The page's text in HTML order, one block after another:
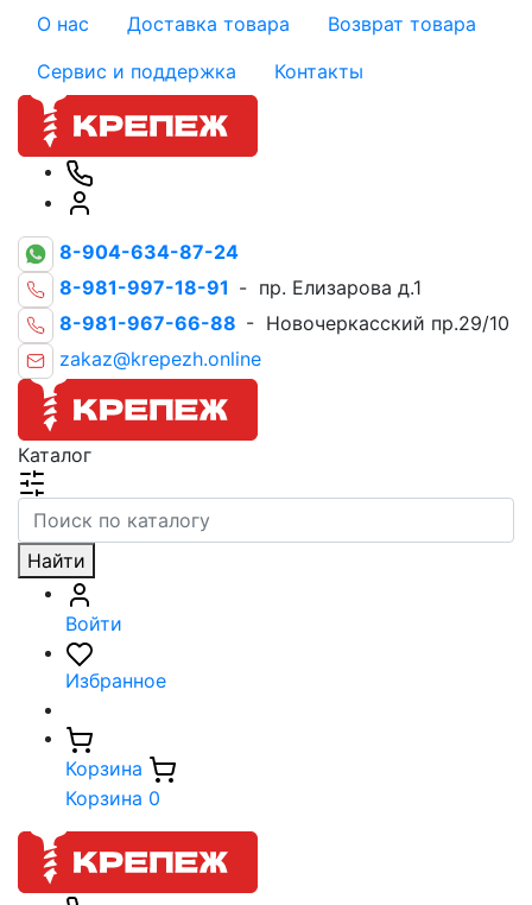
О нас Доставка товара
Возврат товара
Сервис и поддержка
Контакты
8-904-634-87-24
8-981-997-18-91 - пр. Елизарова д.1
8-981-967-66-88 - Новочеркасский пр.29/10
zakaz@krepezh.online
Каталог
Найти
Войти
Избранное
Корзина
Корзина 0